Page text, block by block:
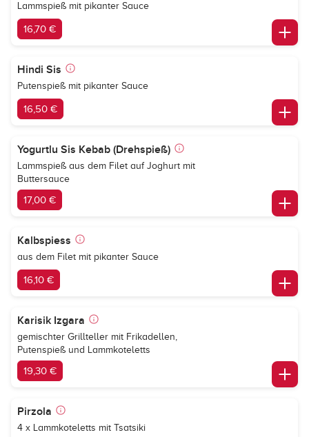
Lammspieß mit pikanter Sauce
16,70 €
Hindi Sis
Putenspieß mit pikanter Sauce
16,50 €
Yogurtlu Sis Kebab (Drehspieß)
Lammspieß aus dem Filet auf Joghurt mit
Buttersauce
17,00 €
Kalbspiess
aus dem Filet mit pikanter Sauce
16,10 €
Karisik Izgara
gemischter Grillteller mit Frikadellen,
Putenspieß und Lammkoteletts
19,30 €
Pirzola
4 x Lammkoteletts mit Tsatsiki